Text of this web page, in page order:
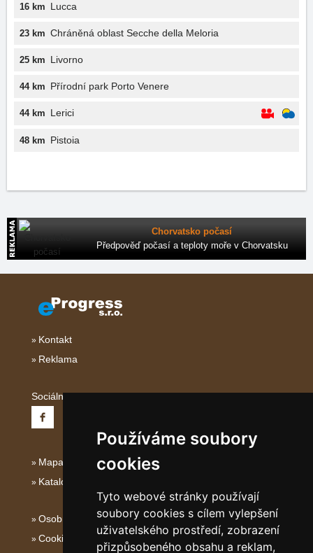
Používáme soubory
cookies
Tyto webové stránky používají
soubory cookies s cílem vylepšení
uživatelského prostředí, zobrazení
přizpůsobeného obsahu a reklam,
16 km Lucca
23 km Chráněná oblast Secche della Meloria
25 km Livorno
44 km Přírodní park Porto Venere
44 km Lerici
48 km Pistoia
Chorvatsko počasí
Předpověď počasí a teploty moře v Chorvatsku
Kontakt
Reklama
Sociální sítě:
Mapa serveru Střední Itálie
Katalog ubytování
Osobní údaje
Cookies